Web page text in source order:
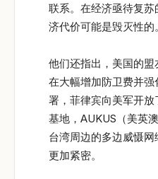
联系。在经济亟待复
济代价可能是毁灭性的。
他们还指出，美国的
在大幅增加防卫费并
署，菲律宾向美军开
基地，AUKUS（美英
台湾周边的多边威慑
更加紧密。